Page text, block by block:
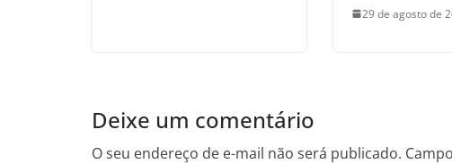
29 de agosto de
Deixe um comentário
O seu endereço de e-mail não será publicado.